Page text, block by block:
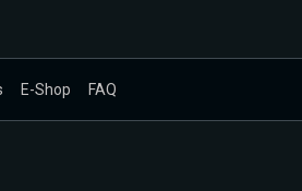
E-Shop FAQ